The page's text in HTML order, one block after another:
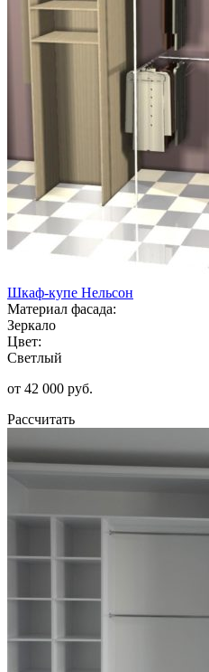
Шкаф-купе Нельсон
Материал фасада:
Зеркало
Цвет:
Светлый
от 42 000 руб.
Рассчитать